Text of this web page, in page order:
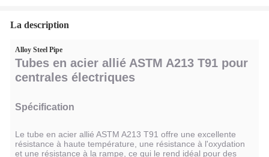
La description
Alloy Steel Pipe
Tubes en acier allié ASTM A213 T91 pour
centrales électriques
Spécification
Le tube en acier allié ASTM A213 T91 offre une excellente
résistance à haute température, une résistance à l'oxydation
et une résistance à la rampe, ce qui le rend idéal pour des